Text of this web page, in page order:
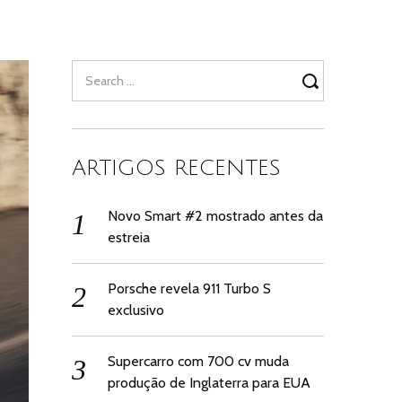
for:
ARTIGOS RECENTES
Novo Smart #2 mostrado antes da
estreia
Porsche revela 911 Turbo S
exclusivo
Supercarro com 700 cv muda
produção de Inglaterra para EUA